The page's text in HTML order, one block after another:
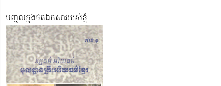
បញ្ចូលក្នុងថតឯកសាររបស់ខ្ញុំ